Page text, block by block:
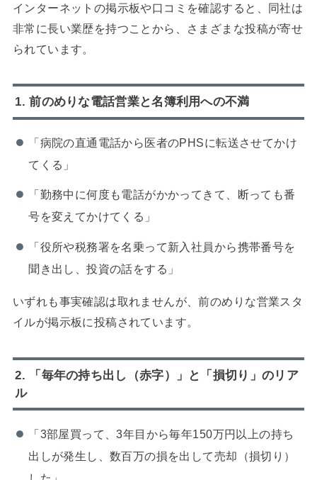
インターネットの掲示板や口コミを確認すると、同社は
非常に長い業歴を持つことから、さまざまな投稿が寄せ
られています。
1. 前のめりな電話営業と名簿利用への不満
「病院の直通電話から医者のPHSに転送させてかけ
てくる」
「勤務中に何度も電話がかかってきて、断っても番
号を変えてかけてくる」
「役所や税務署を名乗って新入社員から携帯番号を
聞き出し、投資の話をする」
いずれも事実確認は取れませんが、前のめりな営業スタ
イルが掲示板に投稿されています。
2. 「毎年の持ち出し（赤字）」と「損切り」のリア
ル
「3部屋買って、3年目から毎年150万円以上の持ち
出しが発生し、数百万の損を出して売却（損切り）